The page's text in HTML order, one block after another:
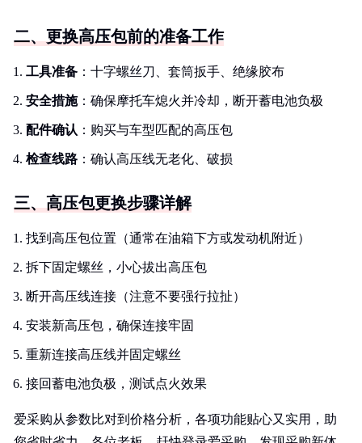
二、更换高压包前的准备工作
工具准备 ：十字螺丝刀、套筒扳手、绝缘胶布
安全措施：确保摩托车熄火并冷却，断开蓄电池负极
配件确认 ：购买与车型匹配的高压包
检查线路 ：确认高压线无老化、破损
三、高压包更换步骤详解
找到高压包位置（通常在油箱下方或发动机附近）
拆下固定螺丝，小心拔出高压包
断开高压线连接（注意不要强行拉扯）
安装新高压包，确保连接牢固
重新连接高压线并固定螺丝
接回蓄电池负极，测试点火效果
爱采购从参数比对到价格分析，各项功能贴心又实用，助